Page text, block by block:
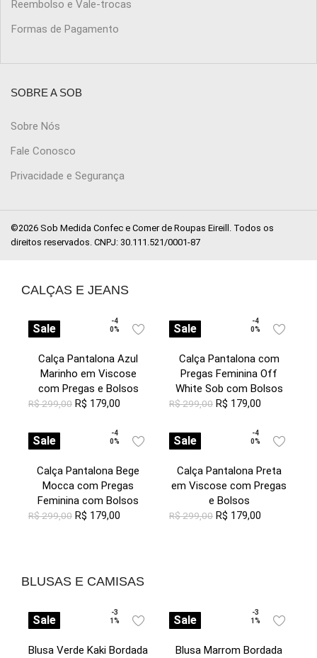
Reembolso e Vale-trocas
Formas de Pagamento
SOBRE A SOB
Sobre Nós
Fale Conosco
Privacidade e Segurança
©2026 Sob Medida Confec e Comer de Roupas Eireill. Todos os
direitos reservados. CNPJ: 30.111.521/0001-87
CALÇAS E JEANS
Sale
-4
0%
Calça Pantalona Azul
Marinho em Viscose
com Pregas e Bolsos
R$299,00 R$ 179,00
Sale
-4
0%
Calça Pantalona com
Pregas Feminina Off
White Sob com Bolsos
R$299,00 R$ 179,00
Sale
-4
0%
Calça Pantalona Bege
Mocca com Pregas
Feminina com Bolsos
R$299,00 R$ 179,00
Sale
-4
0%
Calça Pantalona Preta
em Viscose com Pregas
e Bolsos
R$299,00 R$ 179,00
BLUSAS E CAMISAS
Sale
-3
1%
Blusa Verde Kaki Bordada
Sale
-3
1%
Blusa Marrom Bordada